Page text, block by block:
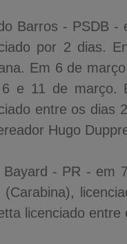
Barros - PSDB -
por 2 dias.
Em 6 de
e 11 de março.
entre os dias
Hugo
Bayard - PR - em
(Carabina),
licenciado